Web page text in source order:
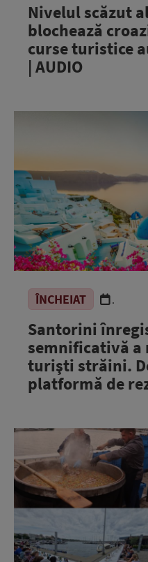
Nivelul scăzut
blochează
curse turistice
| AUDIO
ÎNCHEIAT .
Santorini
semnificativă
turişti străini.
platformă de